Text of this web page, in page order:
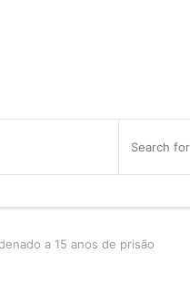
a 15 anos de prisão